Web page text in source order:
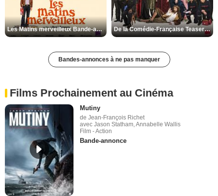
Les Matins merveilleux Bande-annonce VF De la Comédie-Française Teaser VF
Bandes-annonces à ne pas manquer
Films Prochainement au Cinéma
Mutiny
de Jean-François Richet
avec Jason Statham, Annabelle Wallis
Film - Action
Bande-annonce